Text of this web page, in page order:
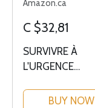
Amazon.ca
C $32,81
SURVIVRE À
L'URGENCE
BUY NOW